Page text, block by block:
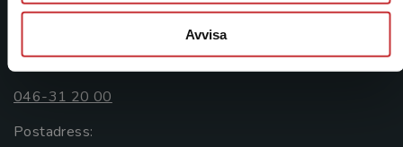
Avvisa
Kontakta oss
Kontakta oss
046-31 20 00
Postadress: